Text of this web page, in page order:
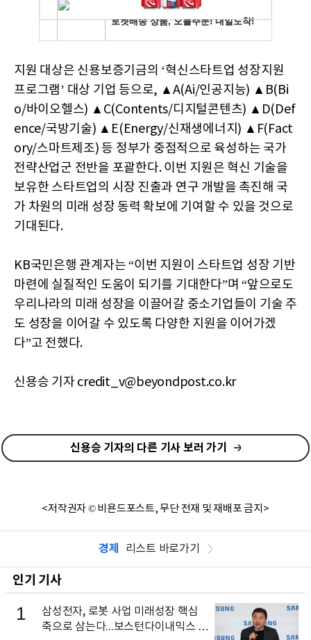
지원 대상은 신용보증기금의 ‘혁신스타트업 성장지원
프로그램’ 대상 기업 등으로, ▲A(Ai/인공지능) ▲B(Bi
o/바이오헬스) ▲C(Contents/디지털콘텐츠) ▲D(Def
ence/국방기술) ▲E(Energy/신재생에너지) ▲F(Fact
ory/스마트제조) 등 정부가 중점적으로 육성하는 국가
전략산업군 전반을 포괄한다. 이번 지원은 혁신 기술을
보유한 스타트업의 시장 진출과 연구 개발을 촉진해 국
가 차원의 미래 성장 동력 확보에 기여할 수 있을 것으로
기대된다.
KB국민은행 관계자는 “이번 지원이 스타트업 성장 기반
마련에 실질적인 도움이 되기를 기대한다”며 “앞으로도
우리나라의 미래 성장을 이끌어갈 중소기업들이 기술 주
도 성장을 이어갈 수 있도록 다양한 지원을 이어가겠
다”고 전했다.
신용승 기자 credit_v@beyondpost.co.kr
신용승 기자의 다른 기사 보러 가기
<저작권자 © 비욘드포스트, 무단 전재 및 재배포 금지>
경제 리스트 바로가기
인기 기사
1
삼성전자, 로봇 사업 미래성장 핵심
축으로 삼는다...보스턴다이내믹스 출